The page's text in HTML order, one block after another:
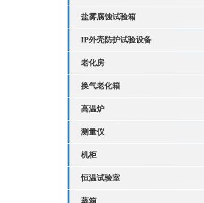
盐雾腐蚀试验箱
IP外壳防护试验设备
老化房
换气老化箱
高温炉
测量仪
机柜
恒温试验室
蒸箱